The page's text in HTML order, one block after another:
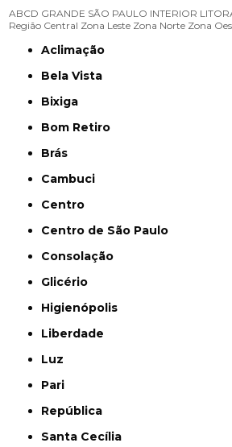
ABCD GRANDE SÃO PAULO INTERIOR
Região Central Zona Leste Zona Norte Zona
Aclimação
Bela Vista
Bixiga
Bom Retiro
Brás
Cambuci
Centro
Centro de São Paulo
Consolação
Glicério
Higienópolis
Liberdade
Luz
Pari
República
Santa Cecília